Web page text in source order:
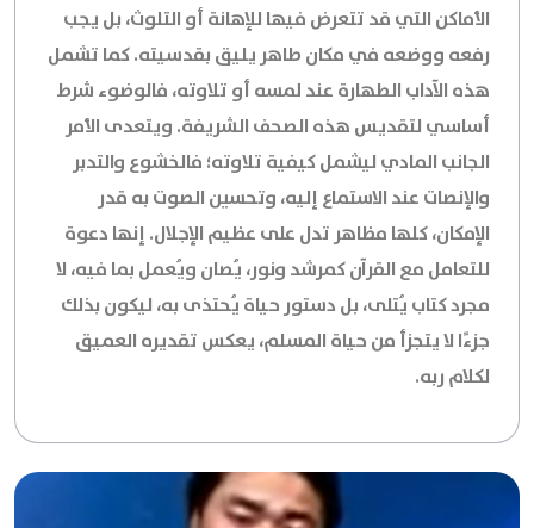
الأماكن التي قد تتعرض فيها للإهانة أو التلوث، بل يجب
رفعه ووضعه في مكان طاهر يليق بقدسيته. كما تشمل
هذه الآداب الطهارة عند لمسه أو تلاوته، فالوضوء شرط
أساسي لتقديس هذه الصحف الشريفة. ويتعدى الأمر
الجانب المادي ليشمل كيفية تلاوته؛ فالخشوع والتدبر
والإنصات عند الاستماع إليه، وتحسين الصوت به قدر
الإمكان، كلها مظاهر تدل على عظيم الإجلال. إنها دعوة
للتعامل مع القرآن كمرشد ونور، يُصان ويُعمل بما فيه، لا
مجرد كتاب يُتلى، بل دستور حياة يُحتذى به، ليكون بذلك
جزءًا لا يتجزأ من حياة المسلم، يعكس تقديره العميق
لكلام ربه.